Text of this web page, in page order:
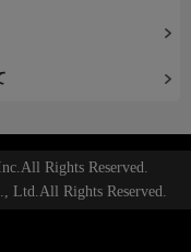
Rights Reserved.
Ltd.All Rights Reserved.